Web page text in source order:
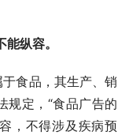
纵容。
食品，其生产、销
规定，“食品广告的
，不得涉及疾病预